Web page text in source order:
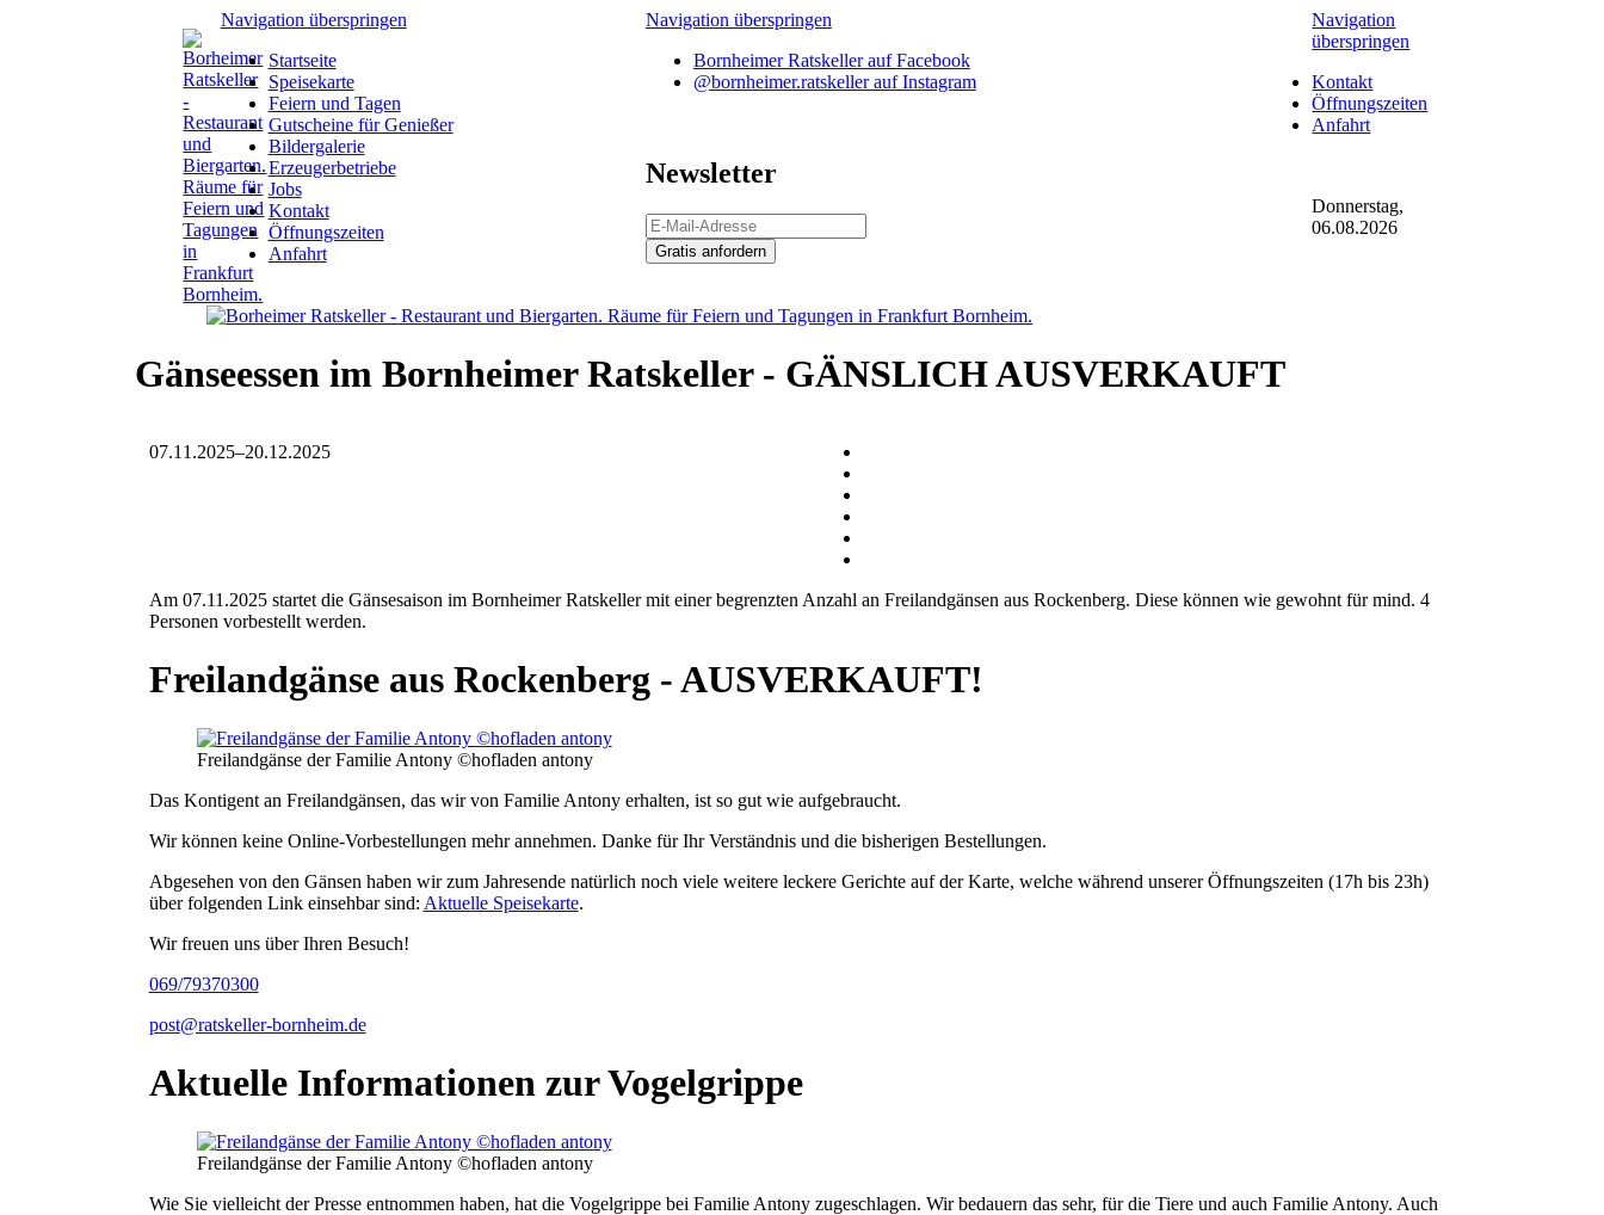
Navigation überspringen
Startseite
Speisekarte
Feiern und Tagen
Gutscheine für Genießer
Bildergalerie
Erzeugerbetriebe
Jobs
Kontakt
Öffnungszeiten
Anfahrt
Navigation überspringen
Bornheimer Ratskeller auf Facebook
@bornheimer.ratskeller auf Instagram
Newsletter
Gratis anfordern
Navigation
überspringen
Kontakt
Öffnungszeiten
Anfahrt
Donnerstag,
06.08.2026
Gänseessen im Bornheimer Ratskeller - GÄNSLICH AUSVERKAUFT
07.11.2025–20.12.2025
Am 07.11.2025 startet die Gänsesaison im Bornheimer Ratskeller mit einer begrenzten Anzahl an Freilandgänsen aus Rockenberg. Diese können wie gewohnt für mind. 4
Personen vorbestellt werden.
Freilandgänse aus Rockenberg - AUSVERKAUFT!
Freilandgänse der Familie Antony ©hofladen antony
Das Kontigent an Freilandgänsen, das wir von Familie Antony erhalten, ist so gut wie aufgebraucht.
Wir können keine Online-Vorbestellungen mehr annehmen. Danke für Ihr Verständnis und die bisherigen Bestellungen.
Abgesehen von den Gänsen haben wir zum Jahresende natürlich noch viele weitere leckere Gerichte auf der Karte, welche während unserer Öffnungszeiten (17h bis 23h)
über folgenden Link einsehbar sind: Aktuelle Speisekarte.
Wir freuen uns über Ihren Besuch!
069/79370300
post@ratskeller-bornheim.de
Aktuelle Informationen zur Vogelgrippe
Freilandgänse der Familie Antony ©hofladen antony
Wie Sie vielleicht der Presse entnommen haben, hat die Vogelgrippe bei Familie Antony zugeschlagen. Wir bedauern das sehr, für die Tiere und auch Familie Antony. Auch